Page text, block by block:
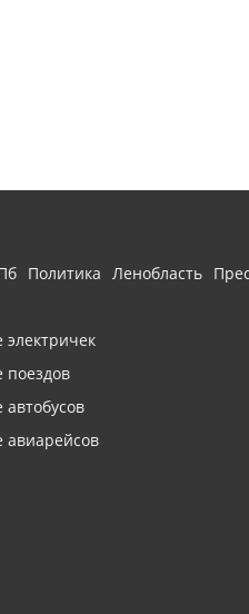
Политика Ленобласть
электричек
поездов
автобусов
авиарейсов